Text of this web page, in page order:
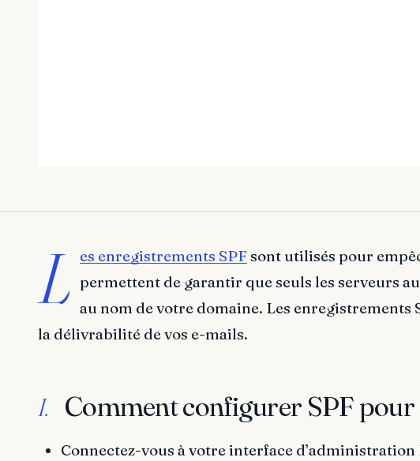
L es enregistrements SPF sont utilisés pour
permettent de garantir que seuls les serveurs
au nom de votre domaine. Les enregistrements
la délivrabilité de vos e-mails.
I. Comment configurer SPF pour
Connectez-vous à votre interface d’administration